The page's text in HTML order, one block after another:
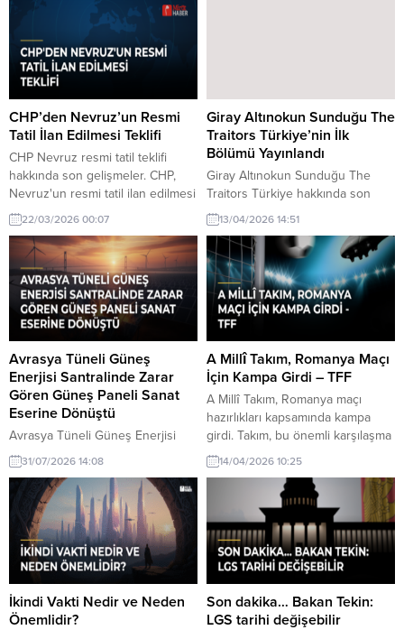
CHP’den Nevruz’un Resmi
Tatil İlan Edilmesi Teklifi
CHP Nevruz resmi tatil teklifi
hakkında son gelişmeler. CHP,
Nevruz'un resmi tatil ilan edilmesi
için TBMM'ye bir teklif sundu.
Teklifte, Nevruz'un kültürel ve
toplumsal önemi vurgulanıyor.
22/03/2026 00:07
Giray Altınokun Sunduğu The
Traitors Türkiye’nin İlk
Bölümü Yayınlandı
Giray Altınokun Sunduğu The
Traitors Türkiye hakkında son
gelişmeler. Giray Altınokun'un
sunduğu The Traitors Türkiye'nin
ilk bölümü yayınlandı.
İzleyicilerden gelen yorumlar
oldukça heyecan verici.
13/04/2026 14:51
Avrasya Tüneli Güneş
Enerjisi Santralinde Zarar
Gören Güneş Paneli Sanat
Eserine Dönüştü
Avrasya Tüneli Güneş Enerjisi
Santralinde zarar gören güneş
paneli sanat eseri hakkında son
gelişmeler. Avrasya Tüneli Güneş
Enerjisi Santralinde zarar gören
güneş paneli, sanat eseri olarak
değerlendirildi. Bu proje, çevre
ve sanatı buluşturuyor.
31/07/2026 14:08
A Millî Takım, Romanya Maçı
İçin Kampa Girdi – TFF
A Millî Takım, Romanya maçı
hazırlıkları kapsamında kampa
girdi. Takım, bu önemli karşılaşma
için yoğun bir çalışma sürecine
başladı.
14/04/2026 10:25
İkindi Vakti Nedir ve Neden
Önemlidir?
Son dakika… Bakan Tekin:
LGS tarihi değişebilir